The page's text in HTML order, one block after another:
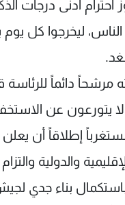
أدنى درجات
ليخرجوا كل
مرشحاً دائماً
لا يتورعون عن
إطلاقاً أن يعلن
والدولية
بناء جدي